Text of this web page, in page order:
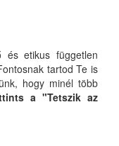
és etikus független
tartod Te is
hogy minél több
a "Tetszik az